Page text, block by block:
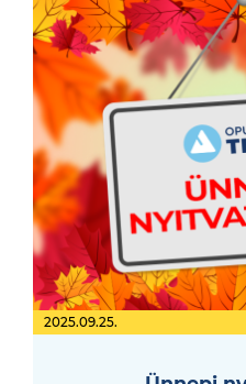
2025.09.25.